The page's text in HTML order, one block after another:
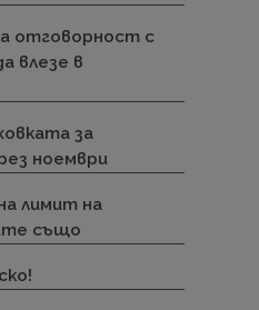
отговорност с
влезе в
за
ноември
лимит на
също